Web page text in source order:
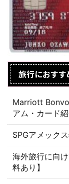
旅行におす
Marriott
アム・カード
SPGアメック
海外旅行に向
料あり】